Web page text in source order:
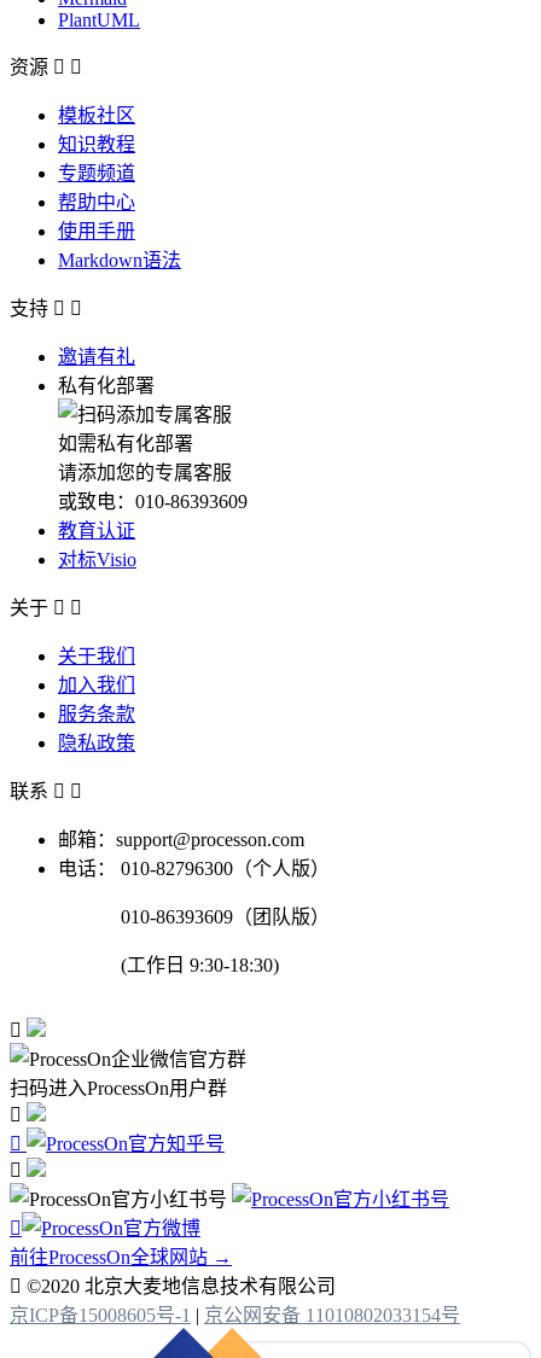
PlantUML
资源  
模板社区
知识教程
专题频道
帮助中心
使用手册
Markdown语法
支持  
邀请有礼
私有化部署
如需私有化部署
请添加您的专属客服
或致电：010-86393609
教育认证
对标Visio
关于  
关于我们
加入我们
服务条款
隐私政策
联系  
邮箱：support@processon.com
电话：
010-82796300（个人版）
010-86393609（团队版）
(工作日 9:30-18:30)

扫码进入ProcessOn用户群




前往ProcessOn全球网站 →
 ©2020 北京大麦地信息技术有限公司
京ICP备15008605号-1 | 京公网安备 11010802033154号